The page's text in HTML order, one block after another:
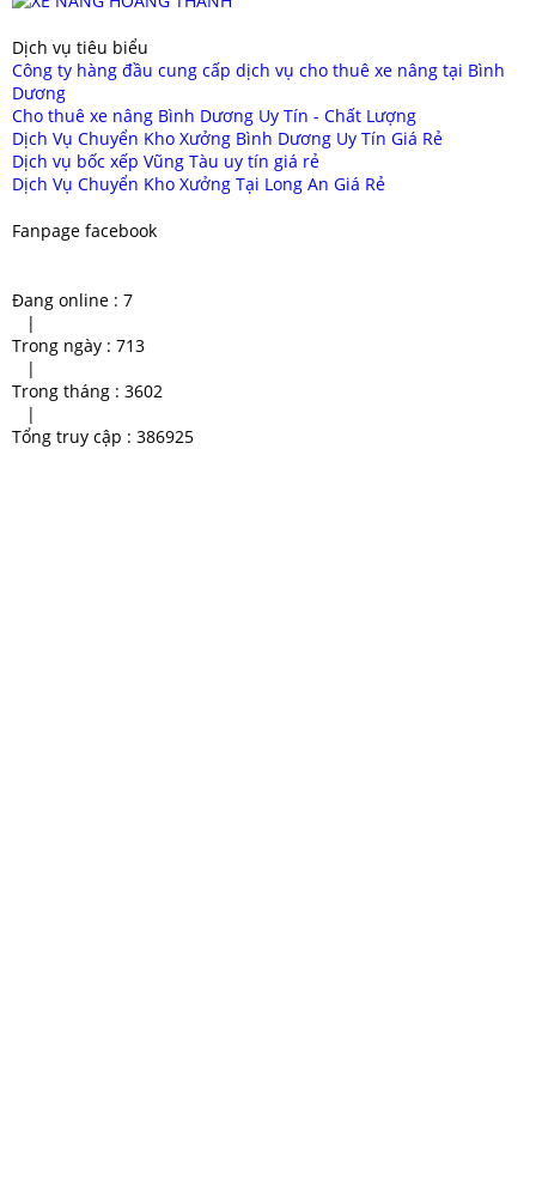
Dịch vụ tiêu biểu
Công ty hàng đầu cung cấp dịch vụ cho thuê xe nâng tại Bình
Dương
Cho thuê xe nâng Bình Dương Uy Tín - Chất Lượng
Dịch Vụ Chuyển Kho Xưởng Bình Dương Uy Tín Giá Rẻ
Dịch vụ bốc xếp Vũng Tàu uy tín giá rẻ
Dịch Vụ Chuyển Kho Xưởng Tại Long An Giá Rẻ
Fanpage facebook
Đang online : 7
|
Trong ngày : 713
|
Trong tháng : 3602
|
Tổng truy cập : 386925